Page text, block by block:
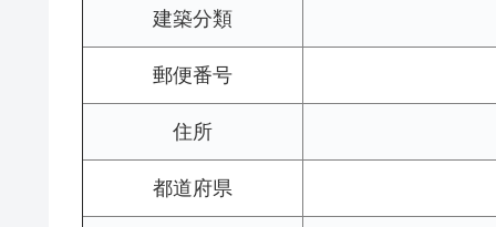
建築分類
郵便番号
住所
都道府県